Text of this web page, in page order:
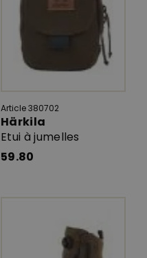
Article 380702
Härkila
Etui à jumelles
59.80